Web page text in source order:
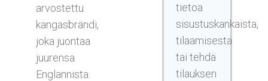
arvostettu
kangasbrändi,
joka juontaa
juurensa
Englannista.
tietoa
sisustuskankaista,
tilaamisesta
tai tehdä
tilauksen